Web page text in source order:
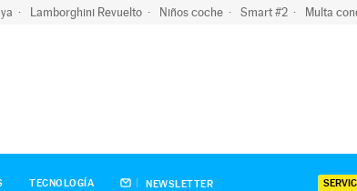
Lamborghini Revuelto Niños coche Smart #2 Multa
TECNOLOGÍA NEWSLETTER